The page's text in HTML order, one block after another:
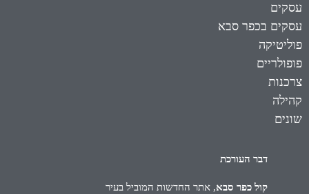
עסקים
עסקים בכפר סבא
פוליטיקה
פופולריים
צרכנות
קהילה
שונים
דבר העורכת
קול כפר סבא, אתר החדשות המוביל בעיר